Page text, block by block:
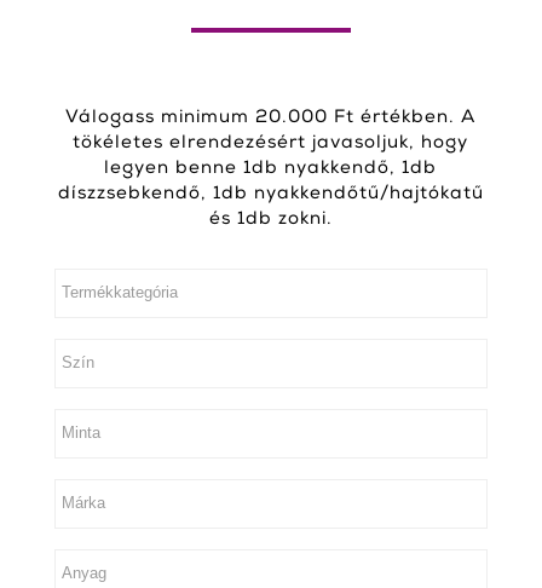
Válogass minimum 20.000 Ft értékben. A
tökéletes elrendezésért javasoljuk, hogy
legyen benne 1db nyakkendő, 1db
díszzsebkendő, 1db nyakkendőtű/hajtókatű
és 1db zokni.